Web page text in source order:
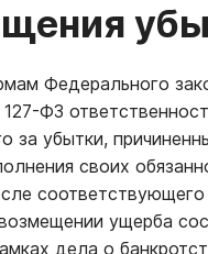
Федерального
ФЗ
за убытки,
своих
соответствующего
ущерба
дела о